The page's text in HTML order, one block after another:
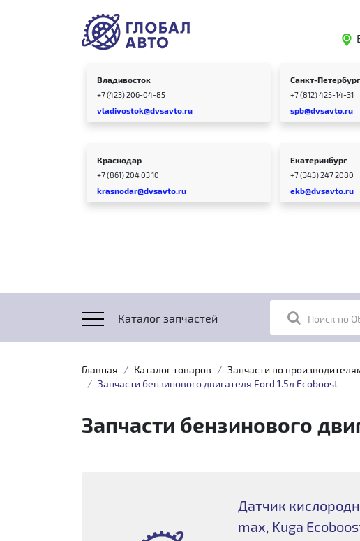
Владивосток
+7 (423) 206-04-85
vladivostok@dvsavto.ru
Санкт-Петербург
+7 (812) 425-14-31
spb@dvsavto.ru
Краснодар
+7 (861) 204 03 10
krasnodar@dvsavto.ru
Екатеринбург
+7 (343) 247 2080
ekb@dvsavto.ru
Каталог запчастей Поиск по
Главная Каталог товаров Запчасти по
Запчасти бензинового двигателя Ford 1.5л Ecoboost
Запчасти бензинового
Датчик
max, Kuga